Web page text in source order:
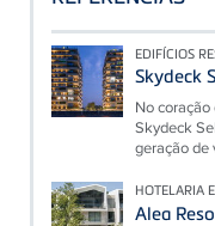
pés de montagem).
aqui:https://
tecedrainline/EDIFÍCIOS
Skydeck
No
Skydeck
geração de
HOTELARIA
Alea